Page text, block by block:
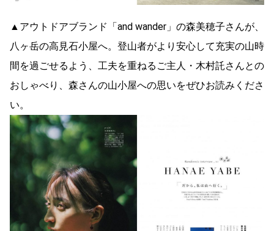
▲アウトドアブランド「and wander」の森美穂子さんが、
八ヶ岳の高見石小屋へ。登山者がより安心して充実の山時
間を過ごせるよう、工夫を重ねるご主人・木村託さんとの
おしゃべり、森さんの山小屋への思いをぜひお読みくださ
い。